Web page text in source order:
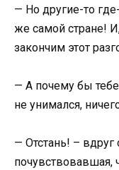
— Но другие-то
же самой стране!
закончим этот
— А почему бы
не унимался,
— Отстань! – вдруг
почувствовавшая,